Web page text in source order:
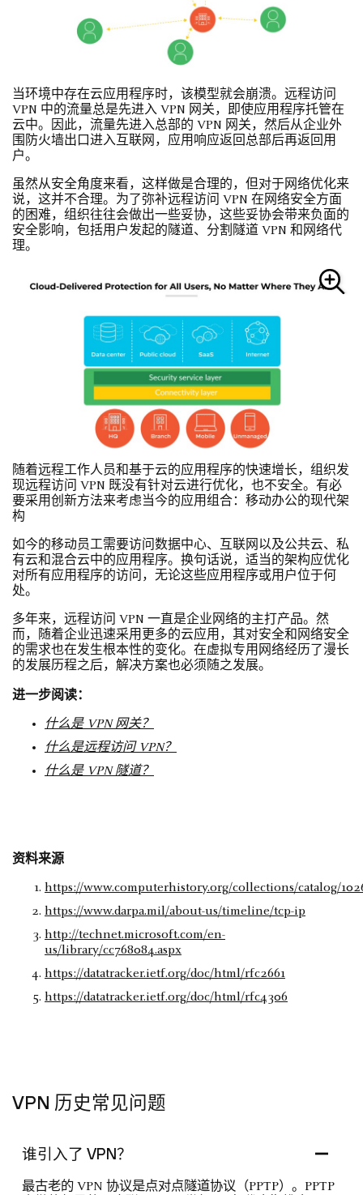
当环境中存在云应用程序时，该模型就会崩溃。远程访问
VPN 中的流量总是先进入 VPN 网关，即使应用程序托管在
云中。因此，流量先进入总部的 VPN 网关，然后从企业外
围防火墙出口进入互联网，应用响应返回总部后再返回用
户。
虽然从安全角度来看，这样做是合理的，但对于网络优化来
说，这并不合理。为了弥补远程访问 VPN 在网络安全方面
的困难，组织往往会做出一些妥协，这些妥协会带来负面的
安全影响，包括用户发起的隧道、分割隧道 VPN 和网络代
理。
随着远程工作人员和基于云的应用程序的快速增长，组织发
现远程访问 VPN 既没有针对云进行优化，也不安全。有必
要采用创新方法来考虑当今的应用组合：移动办公的现代架
构
如今的移动员工需要访问数据中心、互联网以及公共云、私
有云和混合云中的应用程序。换句话说，适当的架构应优化
对所有应用程序的访问，无论这些应用程序或用户位于何
处。
多年来，远程访问 VPN 一直是企业网络的主打产品。然
而，随着企业迅速采用更多的云应用，其对安全和网络安全
的需求也在发生根本性的变化。在虚拟专用网络经历了漫长
的发展历程之后，解决方案也必须随之发展。
进一步阅读：
什么是 VPN 网关？
什么是远程访问 VPN？
什么是 VPN 隧道？
资料来源
https://www.computerhistory.org/collections/catalog/
https://www.darpa.mil/about-us/timeline/tcp-ip
http://technet.microsoft.com/en-
us/library/cc768084.aspx
https://datatracker.ietf.org/doc/html/rfc2661
https://datatracker.ietf.org/doc/html/rfc4306
VPN 历史常见问题
谁引入了 VPN？
最古老的 VPN 协议是点对点隧道协议（PPTP）。PPTP